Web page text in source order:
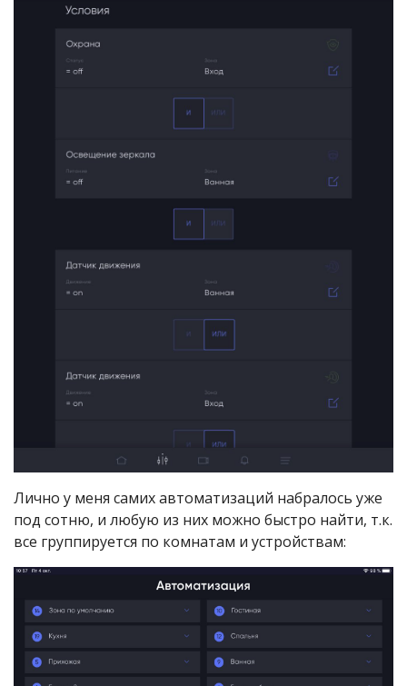
Лично у меня самих автоматизаций набралось уже
под сотню, и любую из них можно быстро найти, т.к.
все группируется по комнатам и устройствам: